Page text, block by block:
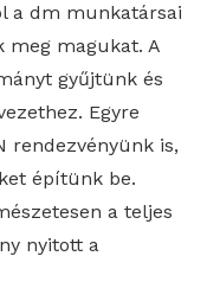
a dm munkatársai
meg magukat. A
gyűjtünk és
Egyre
rendezvényünk is,
építünk be.
a teljes
nyitott a